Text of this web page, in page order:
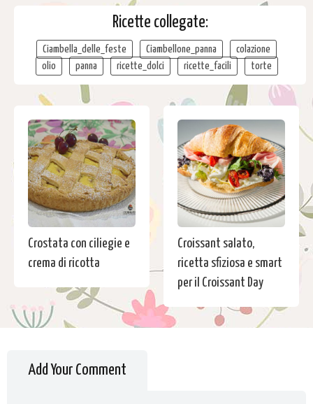
Ricette collegate:
Ciambella_delle_feste Ciambellone_panna
colazione
olio
panna ricette_dolci ricette_facili torte
Crostata con ciliegie e
crema di ricotta
Croissant salato,
ricetta sfiziosa e smart
per il Croissant Day
Add Your Comment